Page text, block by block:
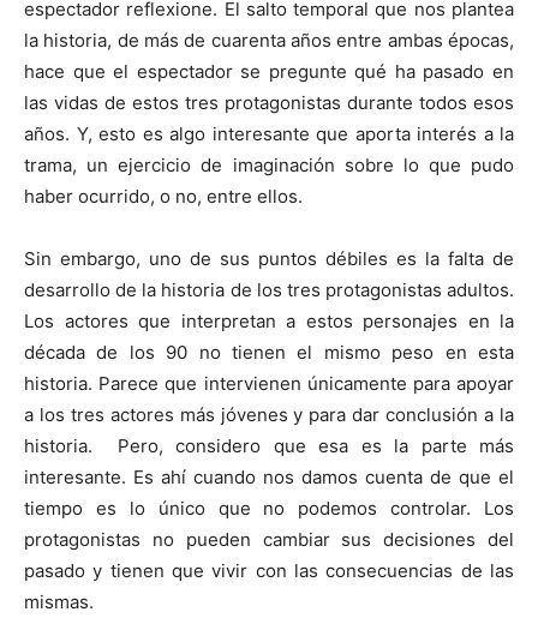
espectador reflexione. El salto temporal que nos plantea
la historia, de más de cuarenta años entre ambas épocas,
hace que el espectador se pregunte qué ha pasado en
las vidas de estos tres protagonistas durante todos esos
años. Y, esto es algo interesante que aporta interés a la
trama, un ejercicio de imaginación sobre lo que pudo
haber ocurrido, o no, entre ellos.
Sin embargo, uno de sus puntos débiles es la falta de
desarrollo de la historia de los tres protagonistas adultos.
Los actores que interpretan a estos personajes en la
década de los 90 no tienen el mismo peso en esta
historia. Parece que intervienen únicamente para apoyar
a los tres actores más jóvenes y para dar conclusión a la
historia. Pero, considero que esa es la parte más
interesante. Es ahí cuando nos damos cuenta de que el
tiempo es lo único que no podemos controlar. Los
protagonistas no pueden cambiar sus decisiones del
pasado y tienen que vivir con las consecuencias de las
mismas.